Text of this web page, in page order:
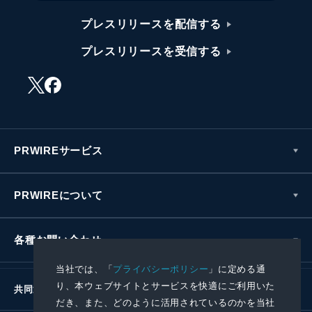
当社では、「プライバシーポリシー 」に定める通
り、本ウェブサイトとサービスを快適にご利用いた
だき、また、どのように活用されているのかを当社
プレスリリースを配信する
プレスリリースを受信する
PRWIREサービス
PRWIREについて
各種お問い合わせ
共同通信社グループ